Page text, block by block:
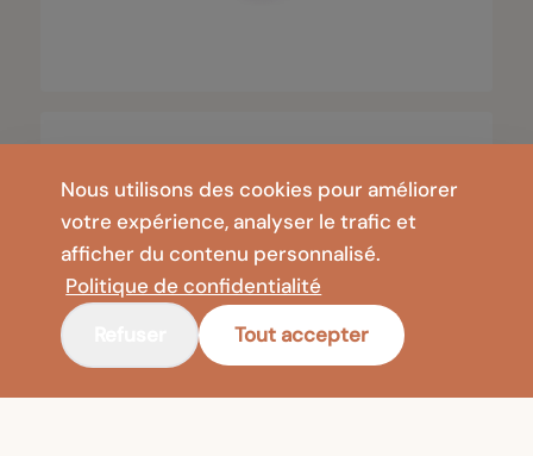
Nous utilisons des cookies pour améliorer
votre expérience, analyser le trafic et
afficher du contenu personnalisé.
Politique de confidentialité
Tout accepter